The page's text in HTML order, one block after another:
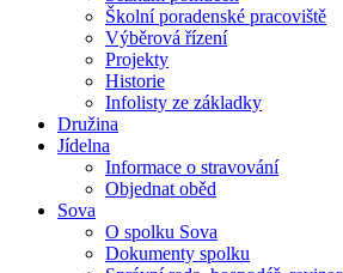
Školní poradenské pracoviště
Výběrová řízení
Projekty
Historie
Infolisty ze základky
Družina
Jídelna
Informace o stravování
Objednat oběd
Sova
O spolku Sova
Dokumenty spolku